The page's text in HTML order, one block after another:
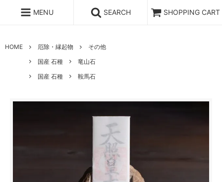
MENU SEARCH SHOPPING CART
HOME 厄除・縁起物
その他
国産 石種
竜山石
国産 石種
鞍馬石